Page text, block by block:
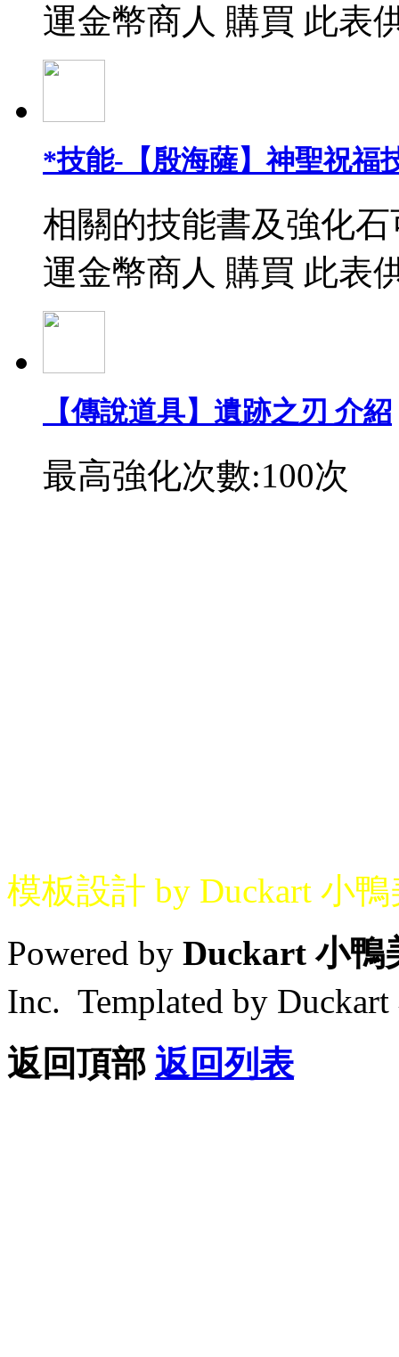
運金幣商人 購買 此表
*技能-【殷海薩】神聖祝福
相關的技能書及強化
運金幣商人 購買 此表
【傳說道具】遺跡之刃 介紹
最高強化次數:100次
模板設計 by Duckart 小
Powered by Duckart 小鴨
Inc. Templated by
返回頂部 返回列表